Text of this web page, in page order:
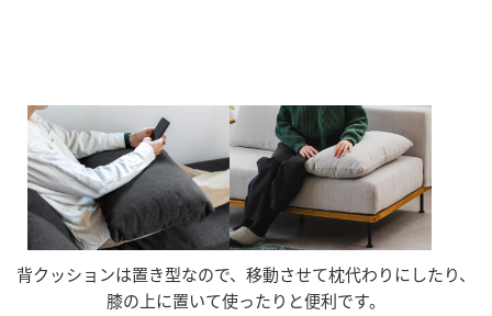
背クッションは置き型なので、移動させて枕代わりにしたり、
膝の上に置いて使ったりと便利です。